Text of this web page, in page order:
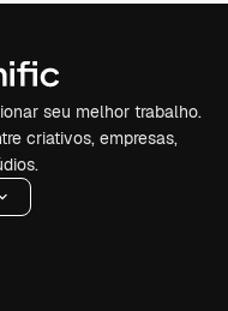
seu melhor trabalho.
criativos, empresas,